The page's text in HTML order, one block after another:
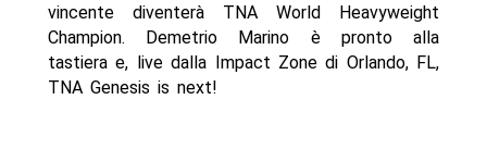
vincente diventerà TNA World Heavyweight
Champion. Demetrio Marino è pronto alla
tastiera e, live dalla Impact Zone di Orlando, FL,
TNA Genesis is next!